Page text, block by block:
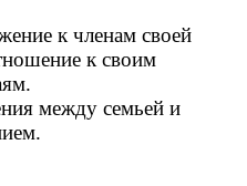
к членам своей
к своим
между семьей и